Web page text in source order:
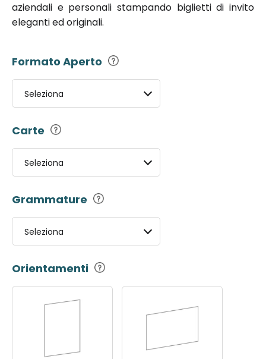
aziendali e personali stampando biglietti di invito
eleganti ed originali.
Formato Aperto
Seleziona
Carte
Seleziona
Grammature
Seleziona
Orientamenti